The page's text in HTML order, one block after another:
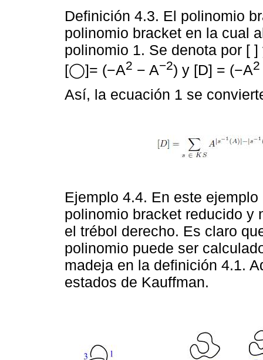
Definición 4.3. El polinomio
polinomio bracket en la cual
polinomio 1. Se denota por [
[◯]= (−A2 − A−2) y [D] = (−A2
Así, la ecuación 1 se
Ejemplo 4.4. En este
polinomio bracket reducido y
el trébol derecho. Es claro
polinomio puede ser
madeja en la definición 4.1.
estados de Kauffman.